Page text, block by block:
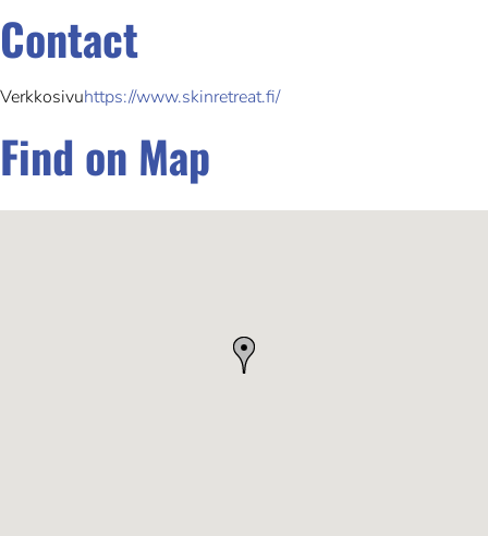
Contact
Verkkosivuhttps://www.skinretreat.fi/
Find on Map